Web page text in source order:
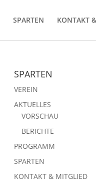
SPARTEN KONTAKT
SPARTEN
VEREIN
AKTUELLES
VORSCHAU
BERICHTE
PROGRAMM
SPARTEN
KONTAKT & MITGLIED